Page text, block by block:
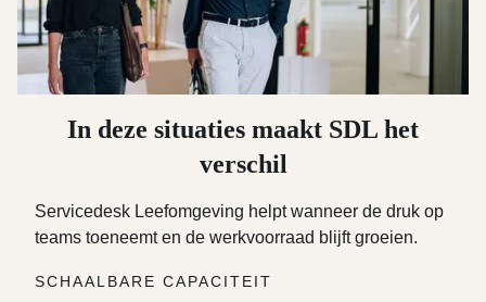
In deze situaties maakt SDL het
verschil
Servicedesk Leefomgeving helpt wanneer de druk op
teams toeneemt en de werkvoorraad blijft groeien.
SCHAALBARE CAPACITEIT